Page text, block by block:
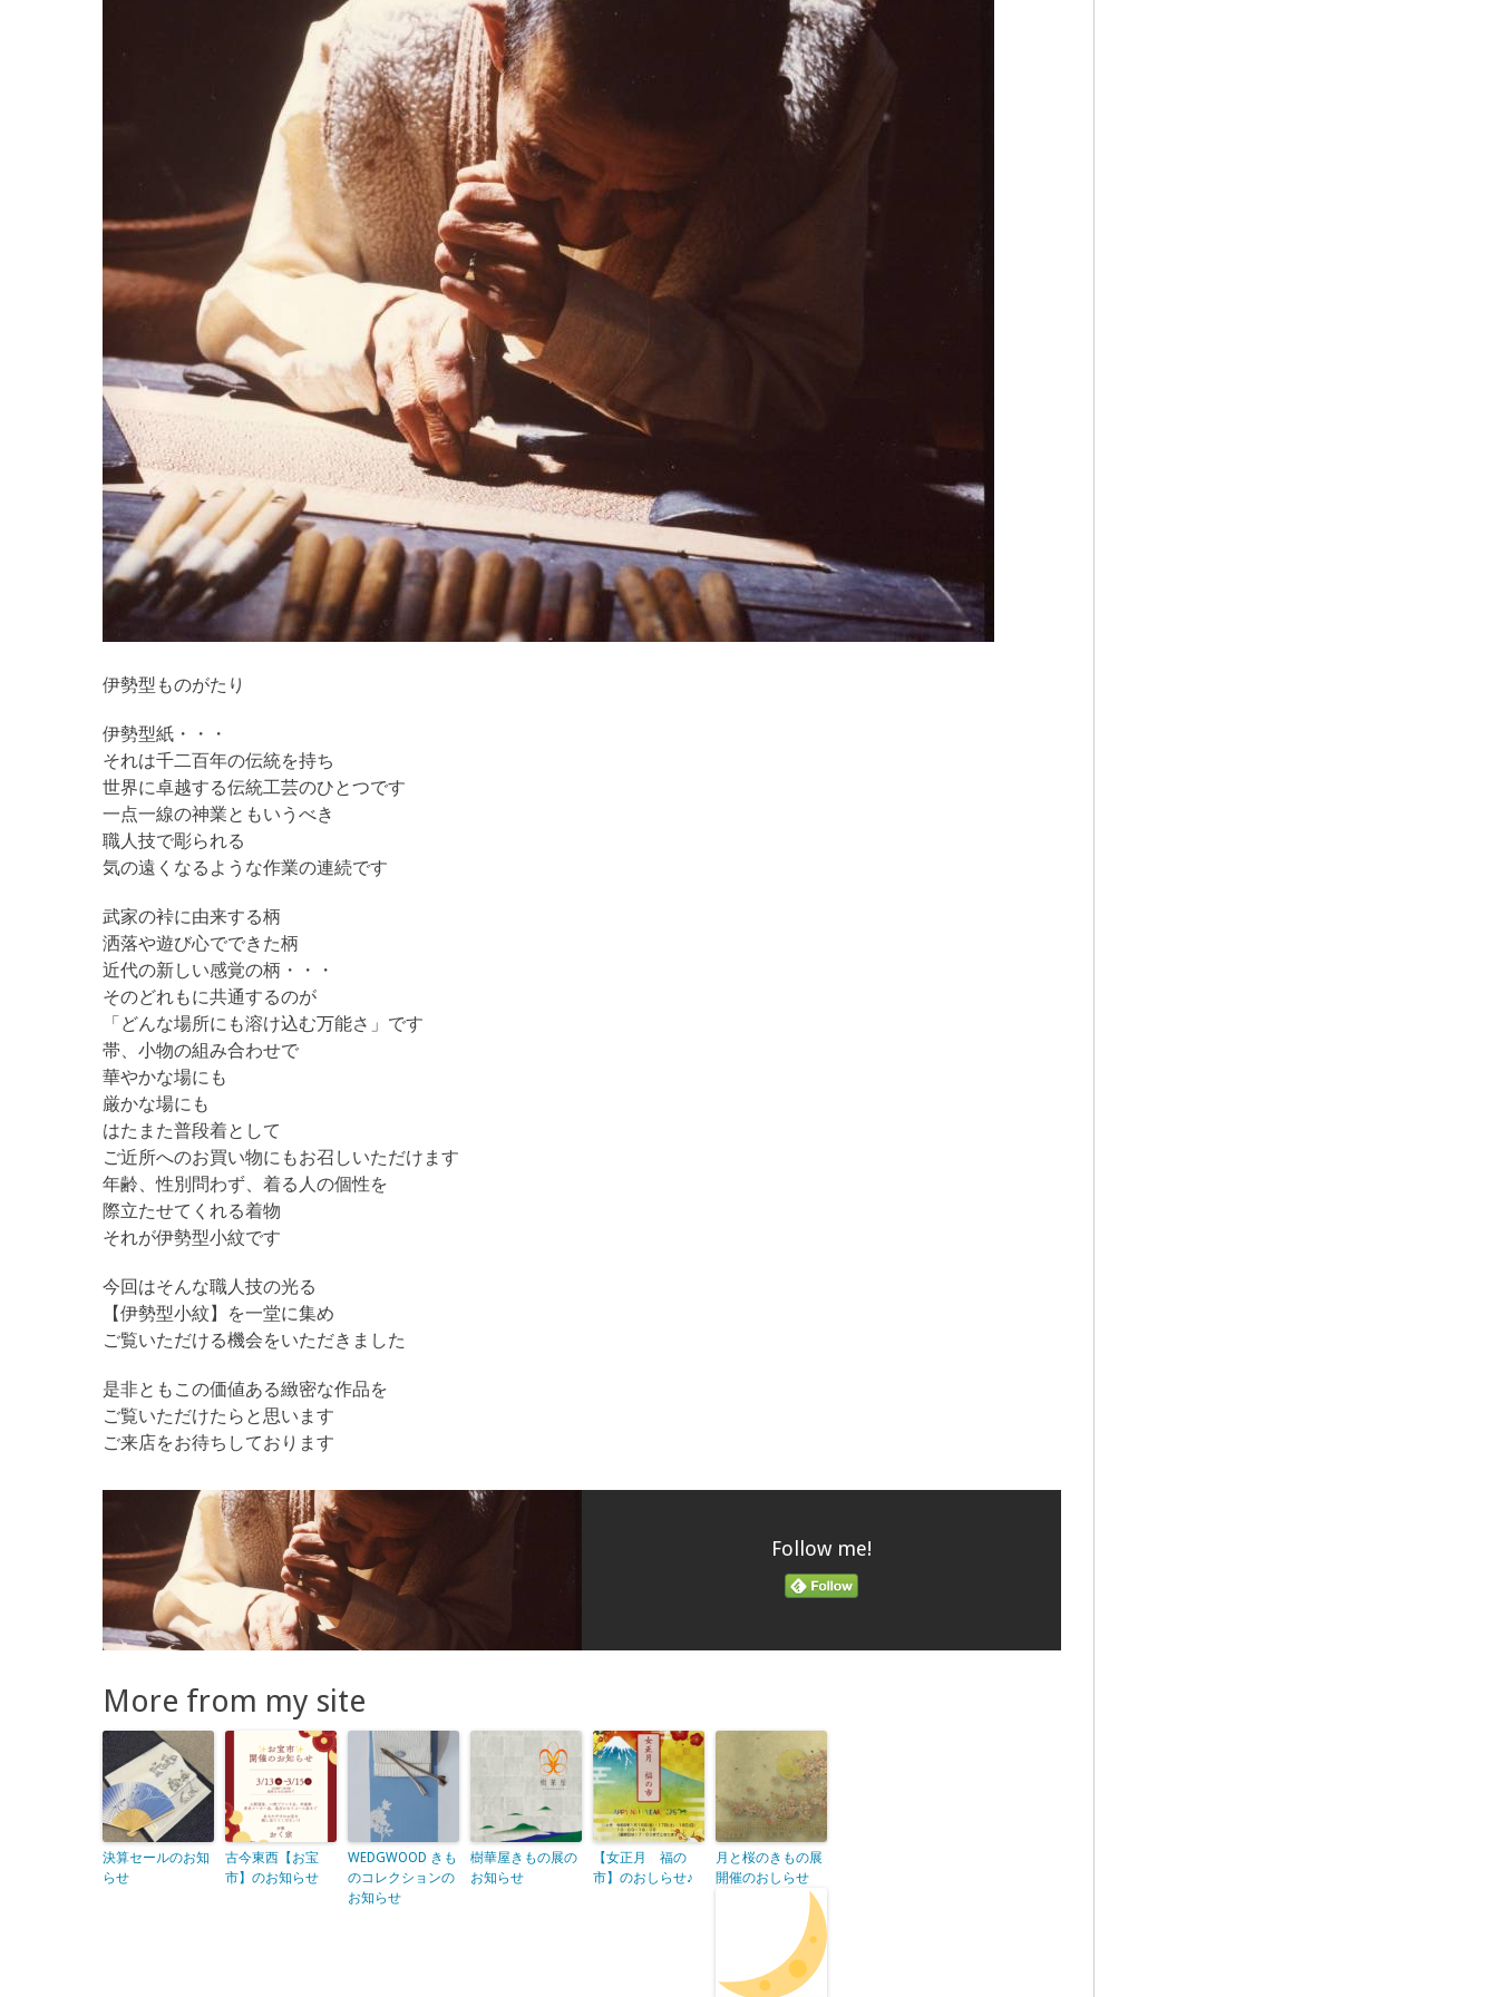
伊勢型ものがたり
伊勢型紙・・・
それは千二百年の伝統を持ち
世界に卓越する伝統工芸のひとつです
一点一線の神業ともいうべき
職人技で彫られる
気の遠くなるような作業の連続です
武家の裃に由来する柄
洒落や遊び心でできた柄
近代の新しい感覚の柄・・・
そのどれもに共通するのが
「どんな場所にも溶け込む万能さ」です
帯、小物の組み合わせで
華やかな場にも
厳かな場にも
はたまた普段着として
ご近所へのお買い物にもお召しいただけます
年齢、性別問わず、着る人の個性を
際立たせてくれる着物
それが伊勢型小紋です
今回はそんな職人技の光る
【伊勢型小紋】を一堂に集め
ご覧いただける機会をいただきました
是非ともこの価値ある緻密な作品を
ご覧いただけたらと思います
ご来店をお待ちしております
Follow me!
More from my site
決算セールのお知
らせ
古今東西【お宝
市】のお知らせ
WEDGWOOD きも
のコレクションの
お知らせ
樹華屋きもの展の
お知らせ
【女正月 福の
市】のおしらせ♪
月と桜のきもの展
開催のおしらせ